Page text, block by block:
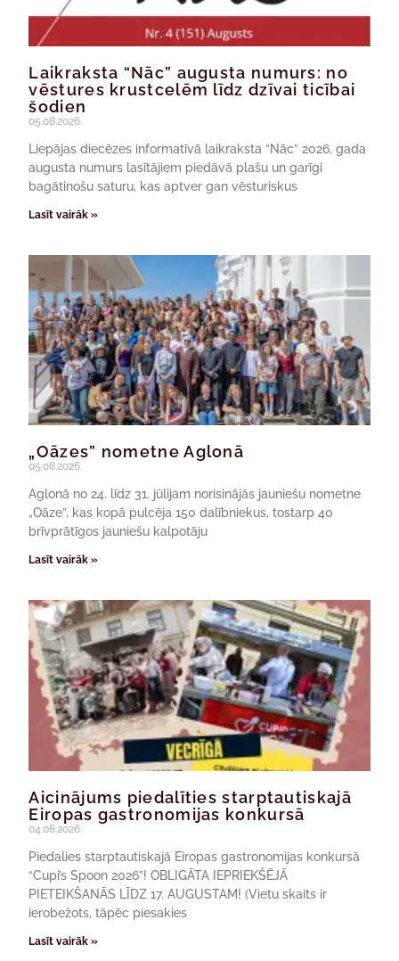
Laikraksta “Nāc” augusta numurs: no
vēstures krustcelēm līdz dzīvai ticībai
šodien
05.08.2026.
Liepājas diecēzes informatīvā laikraksta “Nāc” 2026. gada
augusta numurs lasītājiem piedāvā plašu un garīgi
bagātinošu saturu, kas aptver gan vēsturiskus
Lasīt vairāk »
„Oāzes” nometne Aglonā
05.08.2026.
Aglonā no 24. līdz 31. jūlijam norisinājās jauniešu nometne
„Oāze”, kas kopā pulcēja 150 dalībniekus, tostarp 40
brīvprātīgos jauniešu kalpotāju
Lasīt vairāk »
Aicinājums piedalīties starptautiskajā
Eiropas gastronomijas konkursā
04.08.2026.
Piedalies starptautiskajā Eiropas gastronomijas konkursā
“Cupi’s Spoon 2026”! OBLIGĀTA IEPRIEKŠĒJĀ
PIETEIKŠANĀS LĪDZ 17. AUGUSTAM! (Vietu skaits ir
ierobežots, tāpēc piesakies
Lasīt vairāk »